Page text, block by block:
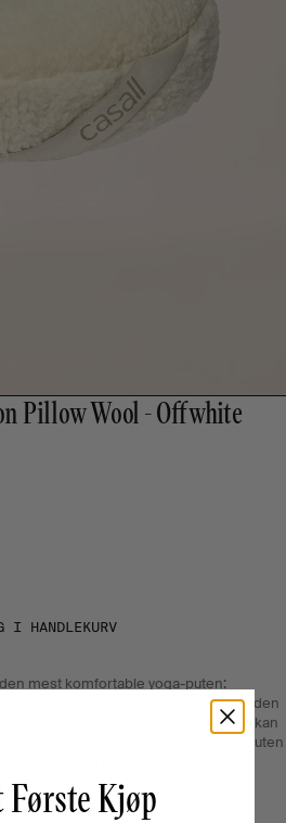
Pillow Wool - Offwhite
I HANDLEKURV
mest komfortable yoga-puten:
ull! Den halvmåneformede puten gir den
meditasjonspraksis, der du kan
Trekket er laget av 100% ull, og puten
for optimal komfort og støtte.
Første Kjøp